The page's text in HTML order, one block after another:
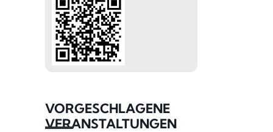
VORGESCHLAGENE
VERANSTALTUNGEN